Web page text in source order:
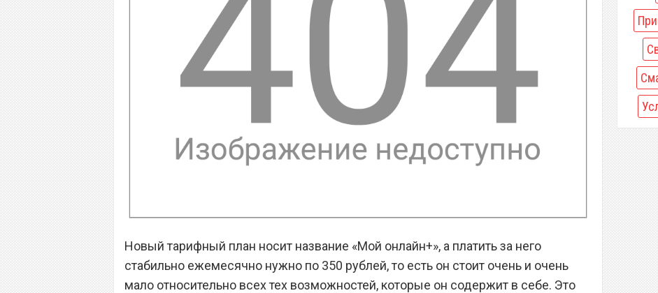
Новый тарифный план носит название «Мой онлайн+», а платить за него
стабильно ежемесячно нужно по 350 рублей, то есть он стоит очень и очень
мало относительно всех тех возможностей, которые он содержит в себе. Это